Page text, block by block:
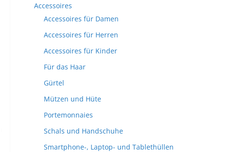
Accessoires
Accessoires für Damen
Accessoires für Herren
Accessoires für Kinder
Für das Haar
Gürtel
Mützen und Hüte
Portemonnaies
Schals und Handschuhe
Smartphone-, Laptop- und Tablethüllen